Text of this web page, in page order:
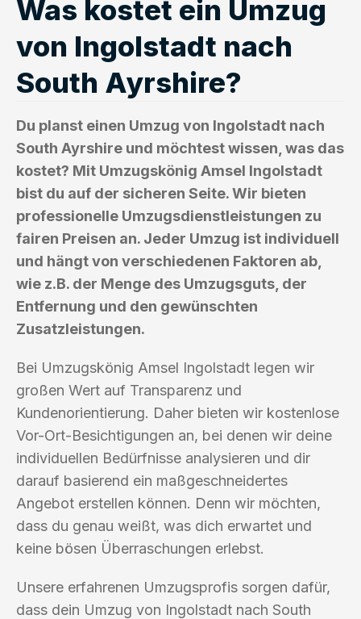
Was kostet ein Umzug
von Ingolstadt nach
South Ayrshire?
Du planst einen Umzug von Ingolstadt nach
South Ayrshire und möchtest wissen, was das
kostet? Mit Umzugskönig Amsel Ingolstadt
bist du auf der sicheren Seite. Wir bieten
professionelle Umzugsdienstleistungen zu
fairen Preisen an. Jeder Umzug ist individuell
und hängt von verschiedenen Faktoren ab,
wie z.B. der Menge des Umzugsguts, der
Entfernung und den gewünschten
Zusatzleistungen.
Bei Umzugskönig Amsel Ingolstadt legen wir
großen Wert auf Transparenz und
Kundenorientierung. Daher bieten wir kostenlose
Vor-Ort-Besichtigungen an, bei denen wir deine
individuellen Bedürfnisse analysieren und dir
darauf basierend ein maßgeschneidertes
Angebot erstellen können. Denn wir möchten,
dass du genau weißt, was dich erwartet und
keine bösen Überraschungen erlebst.
Unsere erfahrenen Umzugsprofis sorgen dafür,
dass dein Umzug von Ingolstadt nach South